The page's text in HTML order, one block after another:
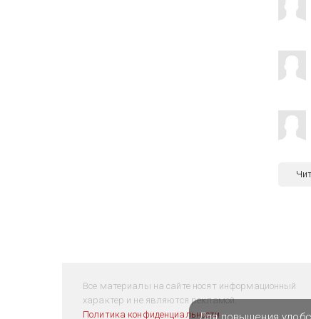
Все материалы на сайте носят информационный
характер и не являются рекламой.
Политика конфиденциальности